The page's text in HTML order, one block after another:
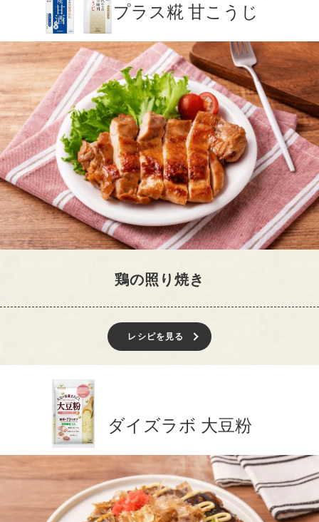
プラス糀 甘こうじ
鶏の照り焼き
レシピを見る
ダイズラボ 大豆粉